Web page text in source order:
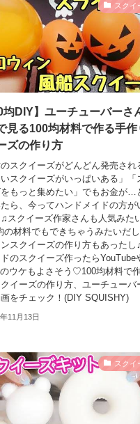
スクイ
均DIY】ユーチューバーさ
見る100均材料で作る手作
ズの作り方
のスクイーズがどんどん発売され
いスクイーズがいっぱいある」「
もっと集めたい」でもお金が…
ら、今ってハンドメイドの方が
スクイーズ作家さんも人気みた
の材料でもできちゃうみたいだ
スクイーズの作り方もあったし
ドのスクイーズ作ったらYouTube
ウケもよさそう♡100均材料で
イーズの作り方、ユーチューバ
をチェック！(DIY SQUISHY)
11月13日
スクイ